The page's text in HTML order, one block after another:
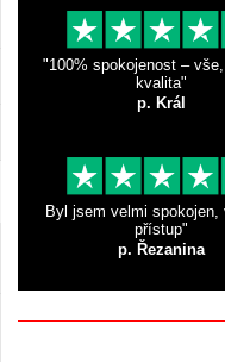
"100% spokojenost –
kvalita"
p. Král
Byl jsem velmi spokojen,
přístup"
p. Řezanina